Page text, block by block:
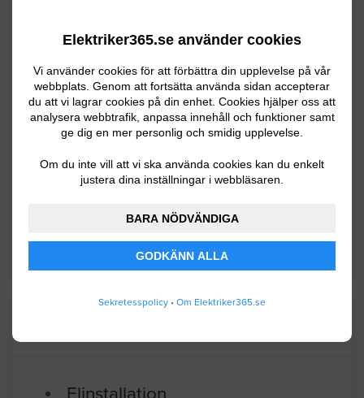
Elektriker365.se använder cookies
Vi använder cookies för att förbättra din upplevelse på vår
webbplats. Genom att fortsätta använda sidan accepterar
du att vi lagrar cookies på din enhet. Cookies hjälper oss att
analysera webbtrafik, anpassa innehåll och funktioner samt
ge dig en mer personlig och smidig upplevelse.
Om du inte vill att vi ska använda cookies kan du enkelt
justera dina inställningar i webbläsaren.
BARA NÖDVÄNDIGA
GODKÄNN ALLA
Sekretesspolicy • Om Elektriker365.se
Bjuv kommun ligger i Skåne och har ca
14300 invånare. I söder finns det
backlandskap med mjukt formade kullar och i
norr ett slättlandskap. Industrin omfattar bl.a.
tillverkning av livsmedel och
isoleringsmaterial.
BYGGLOVSINFORMATION FÖR BJUV
Elinstallation